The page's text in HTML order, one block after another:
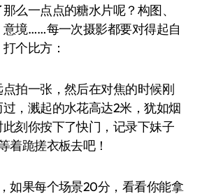
么一点点的糖水片呢？构图、
境……每一次摄影都要对得起自
个比方：
拍一张，然后在对焦的时候刚
，溅起的水花高达2米，犹如烟
刻你按下了快门，记录下妹子
跪搓衣板去吧！
果每个场景20分，看看你能拿